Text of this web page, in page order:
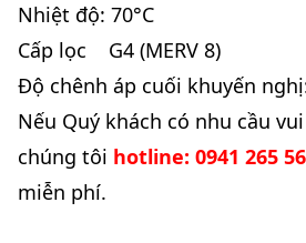
Nhiệt độ: 70°C
Cấp lọc G4 (MERV 8)
Độ chênh áp cuối khuyến
Nếu Quý khách có nhu cầu
chúng tôi hotline: 0941 265
miễn phí.